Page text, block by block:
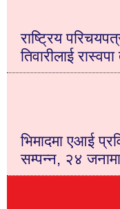
राष्ट्रिय
तिवारीलाई
भिमादमा एआई
सम्पन्न, २४